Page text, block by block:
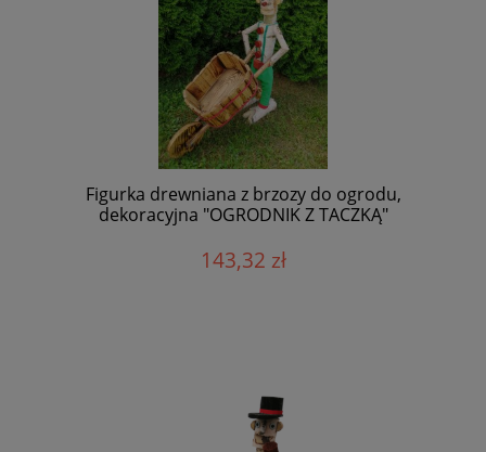
Figurka drewniana z brzozy do ogrodu,
dekoracyjna "OGRODNIK Z TACZKĄ"
143,32 zł